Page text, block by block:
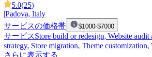
5.0(25)
|Padova, Italy
サービスの価格帯
$1000-$7000
サービスStore build or redesign, Website
strategy, Store migration, Theme
さらに表示する